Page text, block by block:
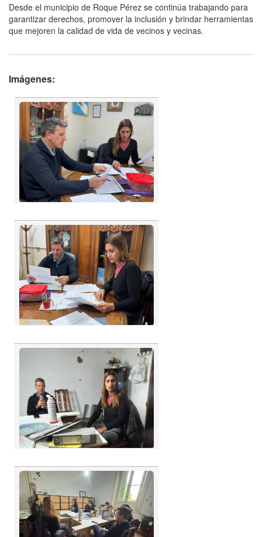
Desde el municipio de Roque Pérez se continúa trabajando para
garantizar derechos, promover la inclusión y brindar herramientas
que mejoren la calidad de vida de vecinos y vecinas.
Imágenes: